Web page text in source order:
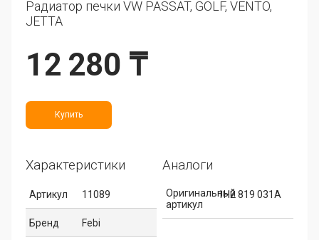
Радиатор печки VW PASSAT, GOLF, VENTO,
JETTA
12 280 ₸
Купить
Характеристики
Артикул 11089
Бренд Febi
Аналоги
Оригинальный
артикул
1H2 819 031A